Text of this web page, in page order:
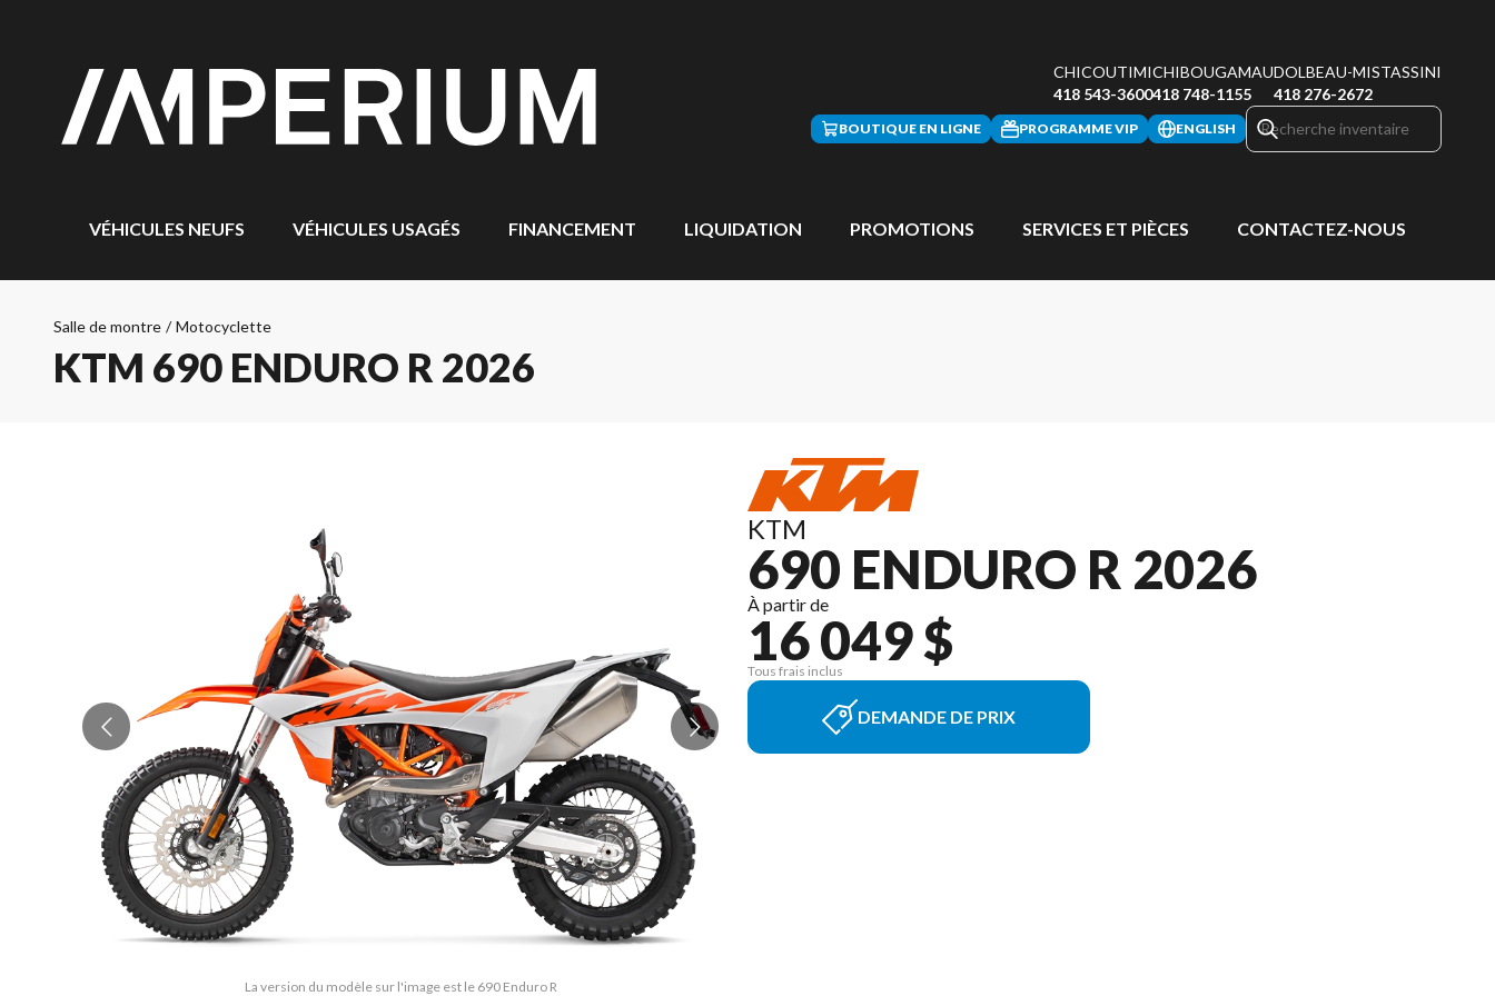
CHICOUTIMI
418 543-3600
CHIBOUGAMAU
418 748-1155
DOLBEAU-MISTASSINI
418 276-2672
BOUTIQUE EN LIGNE PROGRAMME VIP ENGLISH
VÉHICULES NEUFS VÉHICULES USAGÉS FINANCEMENT LIQUIDATION PROMOTIONS SERVICES ET PIÈCES CONTACTEZ-NOUS
Salle de montre / Motocyclette
KTM 690 ENDURO R 2026
La version du modèle sur l'image est le 690 Enduro R
KTM
690 ENDURO R 2026
À partir de
16 049 $
Tous frais inclus
DEMANDE DE PRIX